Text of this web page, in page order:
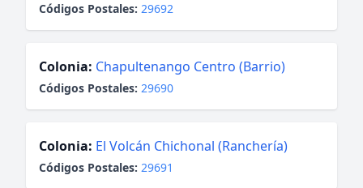
Códigos Postales: 29692
Colonia: Chapultenango Centro (Barrio)
Códigos Postales: 29690
Colonia: El Volcán Chichonal (Ranchería)
Códigos Postales: 29691